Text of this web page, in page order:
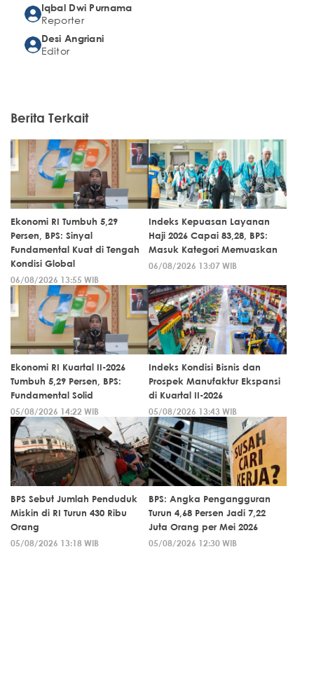
Iqbal Dwi Purnama
Reporter
Desi Angriani
Editor
Berita Terkait
Ekonomi RI Tumbuh 5,29
Persen, BPS: Sinyal
Fundamental Kuat di Tengah
Kondisi Global
06/08/2026 13:55 WIB
Indeks Kepuasan Layanan
Haji 2026 Capai 83,28, BPS:
Masuk Kategori Memuaskan
06/08/2026 13:07 WIB
Ekonomi RI Kuartal II-2026
Tumbuh 5,29 Persen, BPS:
Fundamental Solid
05/08/2026 14:22 WIB
Indeks Kondisi Bisnis dan
Prospek Manufaktur Ekspansi
di Kuartal II-2026
05/08/2026 13:43 WIB
BPS Sebut Jumlah Penduduk
Miskin di RI Turun 430 Ribu
Orang
05/08/2026 13:18 WIB
BPS: Angka Pengangguran
Turun 4,68 Persen Jadi 7,22
Juta Orang per Mei 2026
05/08/2026 12:30 WIB